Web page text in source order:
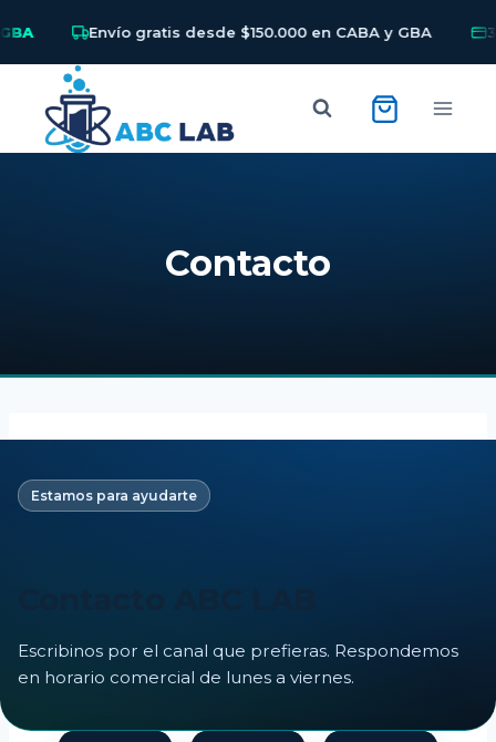
Envío gratis desde $150.000 en CABA y GBA 3
content
Contacto
Estamos para ayudarte
Escribinos por el canal que prefieras. Respondemos
en horario comercial de lunes a viernes.